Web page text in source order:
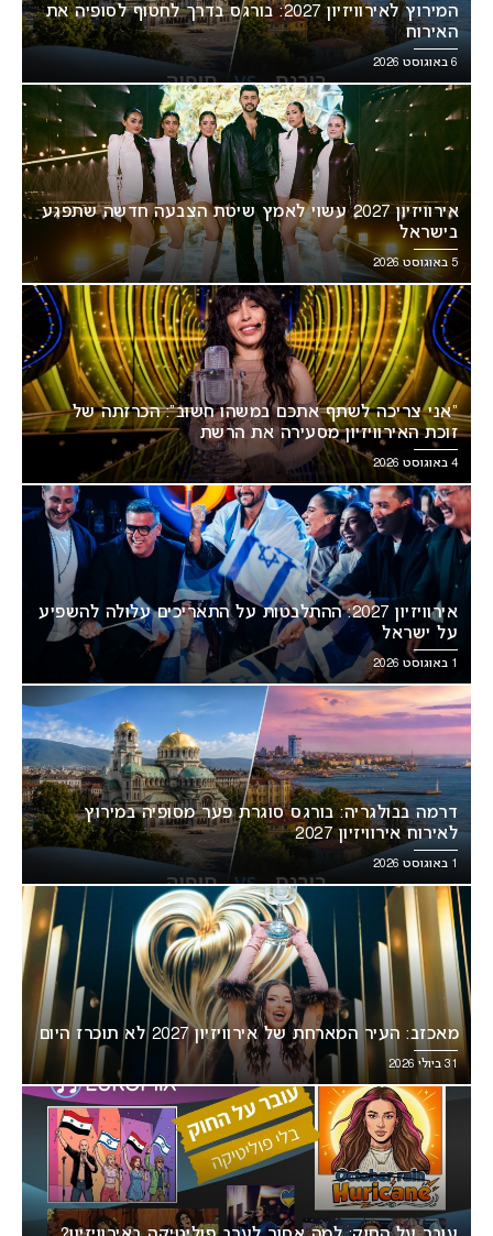
המירוץ לאירוויזיון 2027: בורגס בדרך לחטוף לסופיה את
האירוח
6 באוגוסט 2026
אירוויזיון 2027 עשוי לאמץ שיטת הצבעה חדשה שתפגע
בישראל
5 באוגוסט 2026
“אני צריכה לשתף אתכם במשהו חשוב”: הכרזתה של
זוכת האירוויזיון מסעירה את הרשת
4 באוגוסט 2026
אירוויזיון 2027: ההתלבטות על התאריכים עלולה להשפיע
על ישראל
1 באוגוסט 2026
דרמה בבולגריה: בורגס סוגרת פער מסופיה במירוץ
לאירוח אירוויזיון 2027
1 באוגוסט 2026
מאכזב: העיר המארחת של אירוויזיון 2027 לא תוכרז היום
31 ביולי 2026